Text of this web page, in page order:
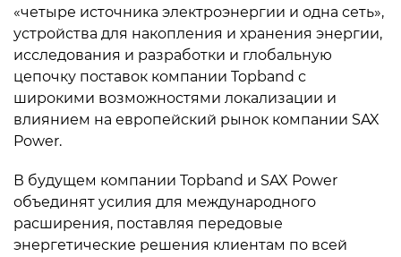
«четыре источника электроэнергии и одна сеть»,
устройства для накопления и хранения энергии,
исследования и разработки и глобальную
цепочку поставок компании Topband с
широкими возможностями локализации и
влиянием на европейский рынок компании SAX
Power.
В будущем компании Topband и SAX Power
объединят усилия для международного
расширения, поставляя передовые
энергетические решения клиентам по всей